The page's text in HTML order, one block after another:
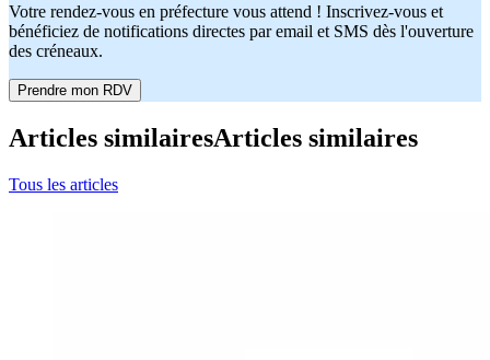
Votre rendez-vous en préfecture vous attend ! Inscrivez-vous et
bénéficiez de notifications directes par email et SMS dès l'ouverture
des créneaux.
Prendre mon RDV
Articles similairesArticles similaires
Tous les articles